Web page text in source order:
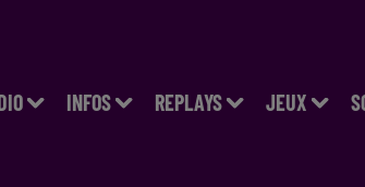
INFOS REPLAYS JEUX